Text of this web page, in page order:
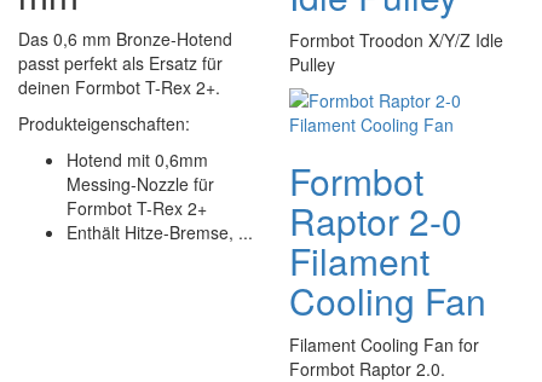
Das 0,6 mm Bronze-Hotend
passt perfekt als Ersatz für
deinen Formbot T-Rex 2+.
Produkteigenschaften:
Hotend mit 0,6mm
Messing-Nozzle für
Formbot T-Rex 2+
Enthält Hitze-Bremse, ...
Formbot Troodon X/Y/Z Idle
Pulley
Formbot
Raptor 2-0
Filament
Cooling Fan
Filament Cooling Fan for
Formbot Raptor 2.0.